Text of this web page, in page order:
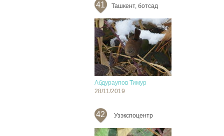
41 Ташкент, ботсад
Абдураупов Тимур
28/11/2019
42 Узэкспоцентр